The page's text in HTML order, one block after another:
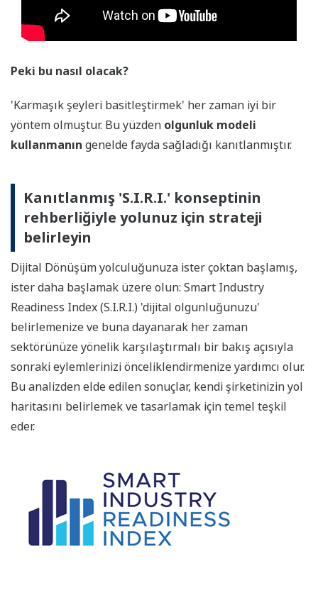
Peki bu nasıl olacak?
'Karmaşık şeyleri basitleştirmek' her zaman iyi bir
yöntem olmuştur. Bu yüzden olgunluk modeli
kullanmanın genelde fayda sağladığı kanıtlanmıştır.
Kanıtlanmış 'S.I.R.I.' konseptinin
rehberliğiyle yolunuz için strateji
belirleyin
Dijital Dönüşüm yolculuğunuza ister çoktan başlamış,
ister daha başlamak üzere olun: Smart Industry
Readiness Index (S.I.R.I.) 'dijital olgunluğunuzu'
belirlemenize ve buna dayanarak her zaman
sektörünüze yönelik karşılaştırmalı bir bakış açısıyla
sonraki eylemlerinizi önceliklendirmenize yardımcı olur.
Bu analizden elde edilen sonuçlar, kendi şirketinizin yol
haritasını belirlemek ve tasarlamak için temel teşkil
eder.